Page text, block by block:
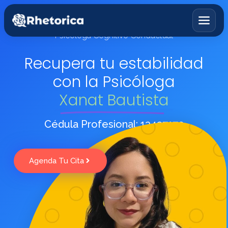
Psicología
›
Clínica del Sueño
Médico General
Terapia Cognitivo Conductual
Psicóloga Cognitivo Conductual
Recupera tu estabilidad
con la Psicóloga
Xanat Bautista
Cédula Profesional: 13427179
Agenda Tu Cita